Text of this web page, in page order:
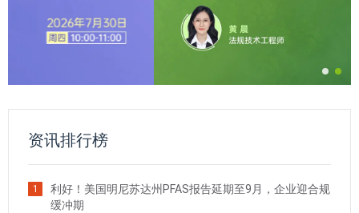
资讯排行榜
1
利好！美国明尼苏达州PFAS报告延期至9月，企业迎合规
缓冲期